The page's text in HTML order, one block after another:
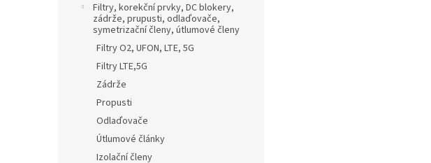
Filtry, korekční prvky, DC blokery,
zádrže, prupusti, odlaďovače,
symetrizační členy, útlumové členy
Filtry O2, UFON, LTE, 5G
Filtry LTE,5G
Zádrže
Propusti
Odlaďovače
Útlumové články
Izolační členy